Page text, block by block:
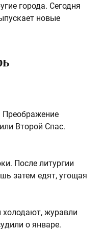
города. Сегодня
новые
Преображение
Второй Спас.
После литургии
затем едят, угощая
холодают, журавли
о январе.